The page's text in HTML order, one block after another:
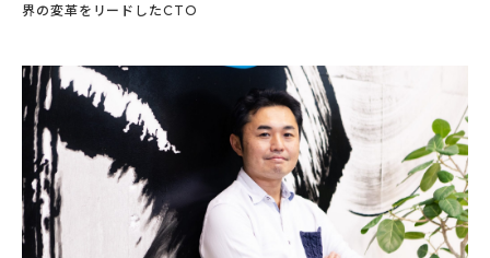
界の変革をリードしたCTO